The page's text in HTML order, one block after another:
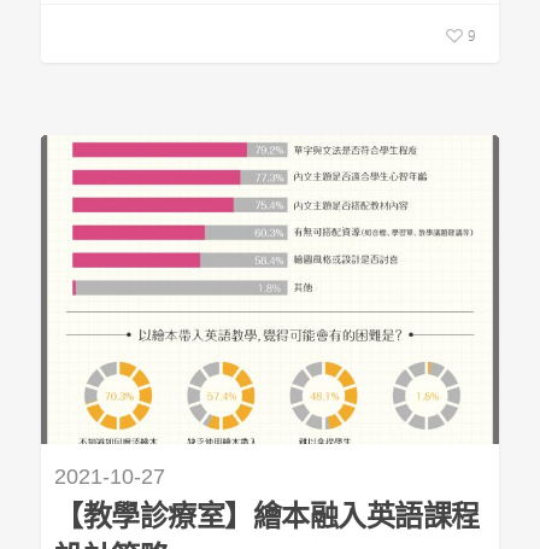
9
2021-10-27
【教學診療室】繪本融入英語課程